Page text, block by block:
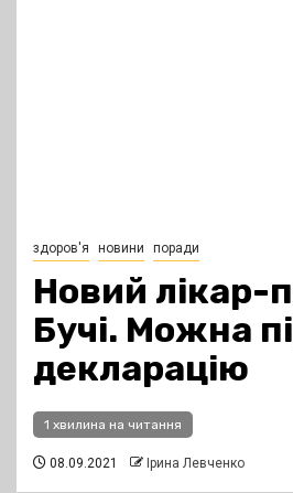
здоров'я новини поради
Новий лікар-
Бучі. Можна
декларацію
1 хвилина на читання
08.09.2021 Ірина Левченко